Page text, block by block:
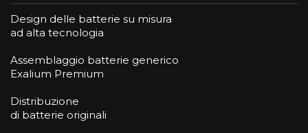
Design delle batterie su misura
ad alta tecnologia
Assemblaggio batterie generico
Exalium Premium
Distribuzione
di batterie originali